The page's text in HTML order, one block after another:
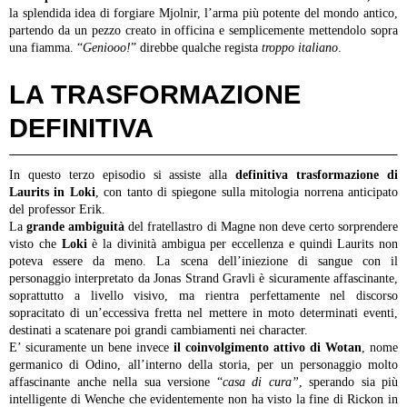
la splendida idea di forgiare Mjolnir, l’arma più potente del mondo antico,
partendo da un pezzo creato in officina e semplicemente mettendolo sopra
una fiamma. “Geniooo!” direbbe qualche regista troppo italiano
LA TRASFORMAZIONE
DEFINITIVA
In questo terzo episodio si assiste alladefinitiva trasformazione di
Laurits in Loki , con tanto di spiegone sulla mitologia norrena anticipato
del professor Erik.
Lagrande ambiguità del fratellastro di Magne non deve certo sorprendere
visto che Loki è la divinità ambigua per eccellenza e quindi Laurits non
poteva essere da meno. La scena dell’iniezione di sangue con il
personaggio interpretato da Jonas Strand Gravli è sicuramente affascinante,
soprattutto a livello visivo, ma rientra perfettamente nel discorso
sopracitato di un’eccessiva fretta nel mettere in moto determinati eventi,
destinati a scatenare poi grandi cambiamenti nei character.
E’ sicuramente un bene invece il coinvolgimento attivo di Wotan , nome
germanico di Odino, all’interno della storia, per un personaggio molto
affascinante anche nella sua versione “casa di cura” , sperando sia più
intelligente di Wenche che evidentemente non ha visto la fine di Rickon in